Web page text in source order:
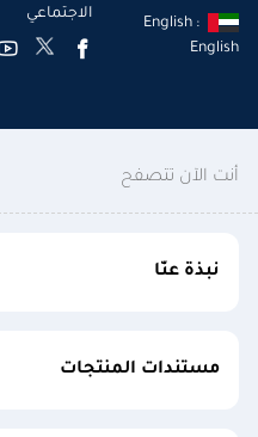
English :
English
الاجتماعي
أنت الآن تتصفح
نبذة عنّا
مستندات المنتجات